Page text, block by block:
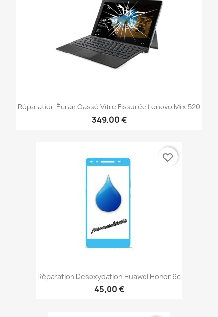
Réparation Écran Cassé Vitre Fissurée Lenovo Miix 520
349,00 €
Réparation Desoxydation Huawei Honor 6c
45,00 €
favorite_border